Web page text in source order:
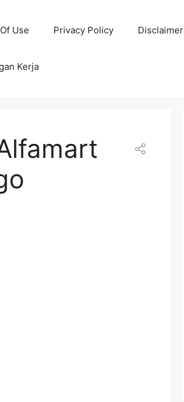
Use Privacy Policy Disclaimer
Kerja